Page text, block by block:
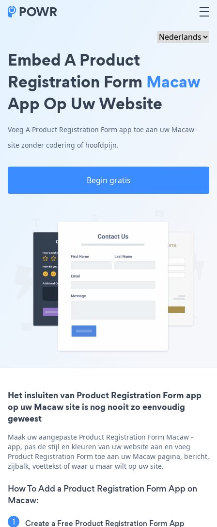
Embed A Product
Registration Form Macaw
App Op Uw Website
Voeg A Product Registration Form app toe aan uw Macaw -
site zonder codering of hoofdpijn.
Begin gratis
Het insluiten van Product Registration Form app
op uw Macaw site is nog nooit zo eenvoudig
geweest
Maak uw aangepaste Product Registration Form Macaw -
app, pas de stijl en kleuren van uw website aan en voeg
Product Registration Form toe aan uw Macaw pagina, bericht,
zijbalk, voettekst of waar u maar wilt op uw site.
How To Add a Product Registration Form App on
Macaw:
Create a Free Product Registration Form App